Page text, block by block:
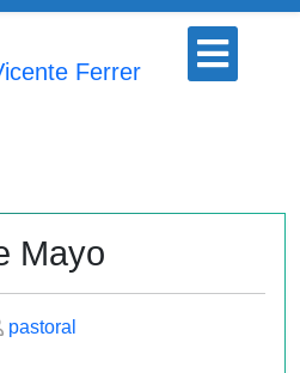
Ferrer
Botón
abrir
Mayo
pastoral